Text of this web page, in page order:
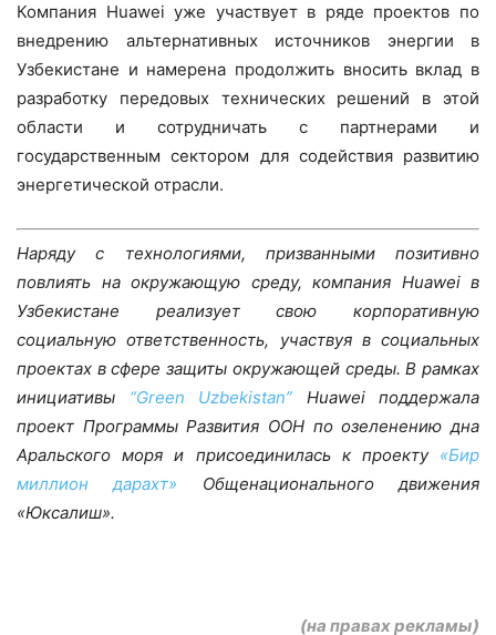
Компания Huawei уже участвует в ряде проектов по
внедрению альтернативных источников энергии в
Узбекистане и намерена продолжить вносить вклад в
разработку передовых технических решений в этой
области и сотрудничать с партнерами и
государственным сектором для содействия развитию
энергетической отрасли.
Наряду с технологиями, призванными позитивно
повлиять на окружающую среду, компания Huaweiв
Узбекистане реализует свою корпоративную
социальную ответственность, участвуя в социальных
проектах в сфере защиты окружающей среды. В рамках
инициативы “Green Uzbekistan” Huaweiподдержала
проект Программы Развития ООН по озеленению дна
Аральского моря и присоединилась к проекту «Бир
миллион дарахт» Общенационального движения
«Юксалиш».
(на правах рекламы)